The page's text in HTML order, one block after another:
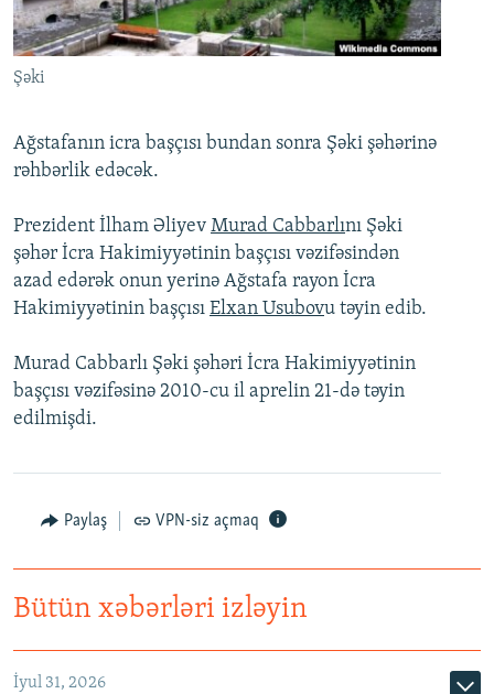
İNFOQRAFIKA
KARIKATURA
AZƏRBAYCAN ƏDƏBIYYATI KITABXANASI
İSLAM VƏ DEMOKRATIYA
MISSIYAMIZ
PEŞƏ ETIKASI VƏ JURNALISTIKA STANDARTLARIMIZ
AZADLIQRADIOSU MOBIL TELEFONUNUZDA
BIZIMLƏ ƏLAQƏ
XƏBƏR BÜLLETENLƏRIMIZ
BIZI IZLƏ
RFE/RL-in bütün saytları
Şəki
Ağstafanın icra başçısı bundan sonra Şəki şəhərinə
rəhbərlik edəcək.
Prezident İlham Əliyev Murad Cabbarlını Şəki
şəhər İcra Hakimiyyətinin başçısı vəzifəsindən
azad edərək onun yerinə Ağstafa rayon İcra
Hakimiyyətinin başçısı Elxan Usubovu təyin edib.
Murad Cabbarlı Şəki şəhəri İcra Hakimiyyətinin
başçısı vəzifəsinə 2010-cu il aprelin 21-də təyin
edilmişdi.
Paylaş VPN-siz açmaq
Bütün xəbərləri izləyin
İyul 31, 2026